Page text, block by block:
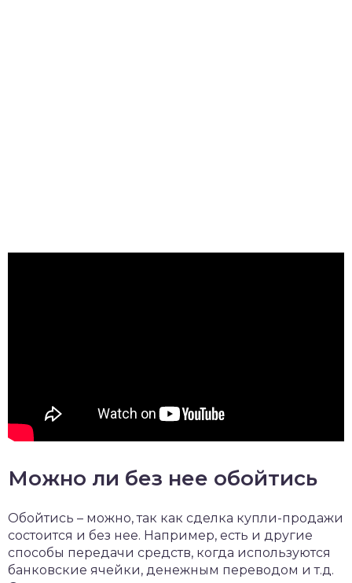
Можно ли без нее обойтись
Обойтись – можно, так как сделка купли-продажи
состоится и без нее. Например, есть и другие
способы передачи средств, когда используются
банковские ячейки, денежным переводом и т.д.